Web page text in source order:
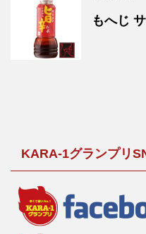
もへじ
KARA-1グランプリ